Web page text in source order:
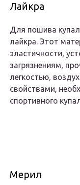
Лайкра
Для пошива
лайкра. Этот
эластичности,
загрязнениям,
легкостью,
свойствами,
спортивного
Мерил